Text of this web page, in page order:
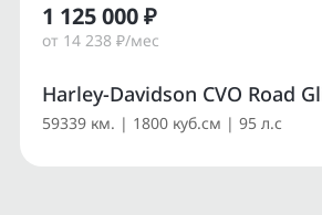
Harley-Davidson CVO Road
59339 км. | 1800 куб.см | 95 л.с
1 125 000 ₽
от 14 238 ₽/мес